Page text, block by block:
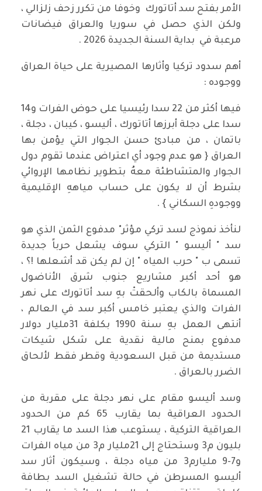
الأمر بفتح سد أتاتورك وخوفا من تكرر زحف زلزالي ،
ولكن الذي حصل في سوريا والعراق فيضانات
مرعبة في بداية السنة الجديدة 2026 .
أهم سدود تركيا وأثارها المصيرية على حياة العراق
ووجوده :
فيها أكثر من 22 سدا رئيسيا على حوض الفرات و14
سدا على دجلة أبرزها أتاتورك ، أليسو ، كيبان ، دجلة ،
باتمان ، من مبادئ حسن الجوار التي يؤمن بها
العراق { هو عدم وجود أي اعتراض عندما تقوم دول
الجوار والمتشاطئة معهُ بتطوير نظامها الإروائي
بشرط أن لا يكون على حساب مياههِ الإقليمية
ووجودهِ السكاني } .
لنأخذ نموذج لسد تركي مؤثر" مدفوع الثمن الذي هو
سد " أليسو " التركي سوف يشعل حرباً جديدة
تسمى ب " حرب المياه " إن لم يكن قد أشعلها !؟ ،
هو أحد أكبر مشاريع جنوب شرق الأناضول
المسماة بالكاب وألحقتْ بهِ سد أتاتورك على نهر
الفرات والذي يعتبر خامس أكبر سد في العالم ،
أنتهى العمل بهِ سنة 1990 بكلفة 31مليار دولار
مدفوع بمنح مالية نقدية على شكل شيكات
مستديمة من قبل السعودية وقطر فقط لألحاق
الضرر بالعراق .
وسد أليسو مقام على نهر دجلة على مقربة من
الحدود العراقية بما يقارب 65 كم من الحدود
العراقية التركية ، يستوعب هذا السد ما يقارب 21
بليون م3 وستحتاج إلى 21مليار م3 من مياه الفرات
و7-9 مليارم3 من مياه دجلة ، وسيكون أثار سد
أليسو المسرطن في حالة تشغيل السد بطافة